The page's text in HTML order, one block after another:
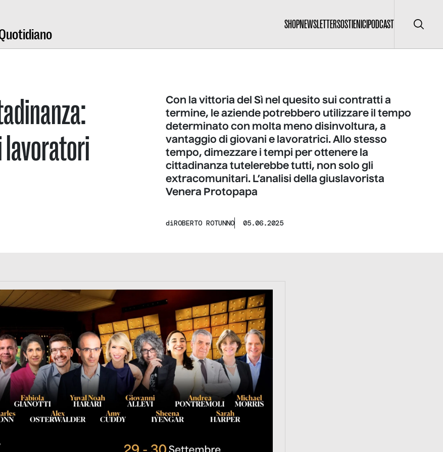
SHOPNEWSLETTERSOSTIENICIPODCAST Cerca
Con la vittoria del Sì nel quesito sui contratti a
termine, le aziende potrebbero utilizzare il tempo
determinato con molta meno disinvoltura, a
vantaggio di giovani e lavoratrici. Allo stesso
tempo, dimezzare i tempi per ottenere la
cittadinanza tutelerebbe tutti, non solo gli
extracomunitari. L’analisi della giuslavorista
Venera Protopapa
diROBERTO ROTUNNO 05.06.2025
363fvfm9